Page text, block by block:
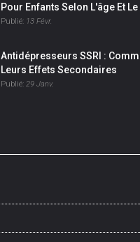
Pour Enfants Selon L'âge Et
Publié: 13 Févr.
Antidépresseurs SSRI :
Leurs Effets Secondaires
Publié: 29 Janv.